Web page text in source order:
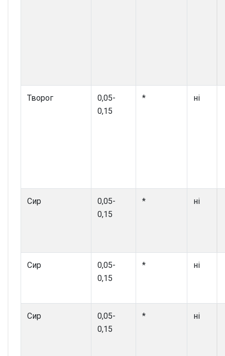
Творог
0,05-
0,15
* ні
Сир
0,05-
0,15
* ні
Сир
0,05-
0,15
* ні
Сир
0,05-
0,15
* ні